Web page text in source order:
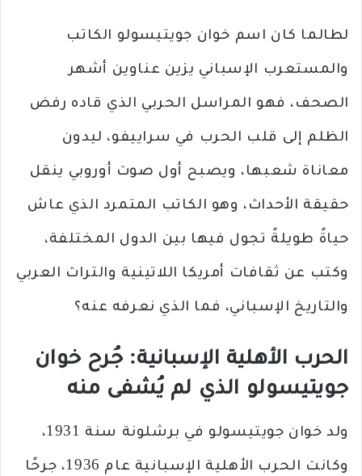
لطالما كان اسم خوان جويتيسولو الكاتب
والمستعرب الإسباني يزين عناوين أشهر
الصحف، فهو المراسل الحربي الذي قاده رفض
الظلم إلى قلب الحرب في سراييفو، ليدون
معاناة شعبها، ويصبح أول صوت أوروبي ينقل
حقيقة الأحداث، وهو الكاتب المتمرد الذي عاش
حياةً طويلةً تجول فيها بين الدول المختلفة،
وكتب عن ثقافات أمريكا اللاتينية والتراث العربي
والتاريخ الإسباني، فما الذي نعرفه عنه؟
الحرب الأهلية الإسبانية: جُرح خوان
جويتيسولو الذي لم يُشفى منه
ولد خوان جويتيسولو في برشلونة سنة 1931،
وكانت الحرب الأهلية الإسبانية عام 1936، جرحًا